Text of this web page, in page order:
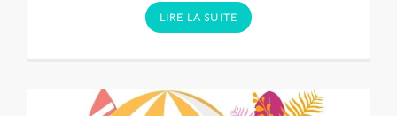
LIRE LA SUITE